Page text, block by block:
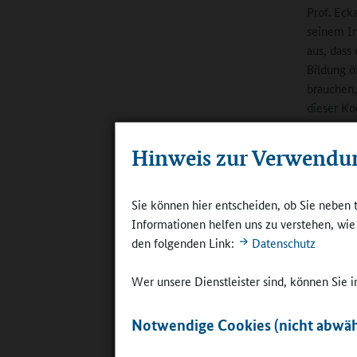
Hinweis zur
Sie können hier entscheiden, ob Sie
Informationen helfen uns zu verstehen,
den folgenden Link:
Datenschutz
Wer unsere Dienstleister sind, können Sie
Notwendige Cookies (nicht
Prof.
seinem
aus,
Bildung
dieser
Aufgabe
der